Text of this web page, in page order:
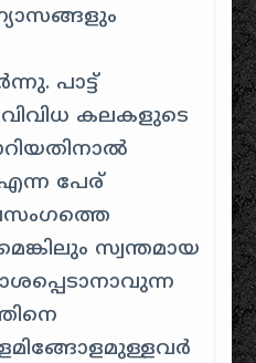
പാട്ട്
കലകളുടെ
പേര്‌
സ്വന്തമായ